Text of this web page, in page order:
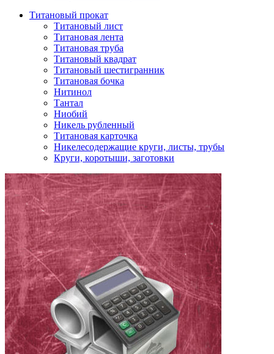
Титановый прокат
Титановый лист
Титановая лента
Титановая труба
Титановый квадрат
Титановый шестигранник
Титановая бочка
Нитинол
Тантал
Ниобий
Никель рубленный
Титановая карточка
Никелесодержащие круги, листы, трубы
Круги, коротыши, заготовки